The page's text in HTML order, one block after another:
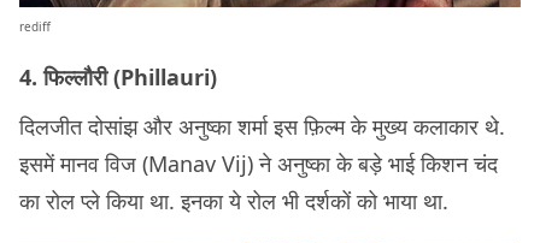
rediff
4. फिल्लौरी (Phillauri)
दिलजीत दोसांझ और अनुष्का शर्मा इस फ़िल्म के मुख्य कलाकार थे.
इसमें मानव विज (Manav Vij) ने अनुष्का के बड़े भाई किशन चंद
का रोल प्ले किया था. इनका ये रोल भी दर्शकों को भाया था.